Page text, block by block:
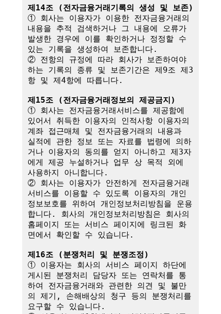
제14조 (전자금융거래기록의 생성 및 보존)
① 회사는 이용자가 이용한 전자금융거래의
내용을 추적 검색하거나 그 내용에 오류가
발생한 경우에 이를 확인하거나 정정할 수
있는 기록을 생성하여 보존합니다.
② 전항의 규정에 따라 회사가 보존하여야
하는 기록의 종류 및 보존기간은 제9조 제3
항 및 제4항에 따릅니다.
제15조 (전자금융거래정보의 제공금지)
① 회사는 전자금융거래서비스를 제공함에
있어서 취득한 이용자의 인적사항 이용자의
계좌 접근매체 및 전자금융거래의 내용과
실적에 관한 정보 또는 자료를 법령에 의하
거나 이용자의 동의를 얻지 아니하고 제3자
에게 제공 누설하거나 업무 상 목적 외에
사용하지 아니합니다.
② 회사는 이용자가 안전하게 전자금융거래
서비스를 이용할 수 있도록 이용자의 개인
정보보호를 위하여 개인정보처리방침을 운용
합니다. 회사의 개인정보처리방침은 회사의
홈페이지 또는 서비스 페이지에 링크된 화
면에서 확인할 수 있습니다.
제16조 (분쟁처리 및 분쟁조정)
① 이용자는 회사의 서비스 페이지 하단에
게시된 분쟁처리 담당자 또는 연락처를 통
하여 전자금융거래와 관련한 의견 및 불만
의 제기, 손해배상의 청구 등의 분쟁처리를
요구할 수 있습니다.